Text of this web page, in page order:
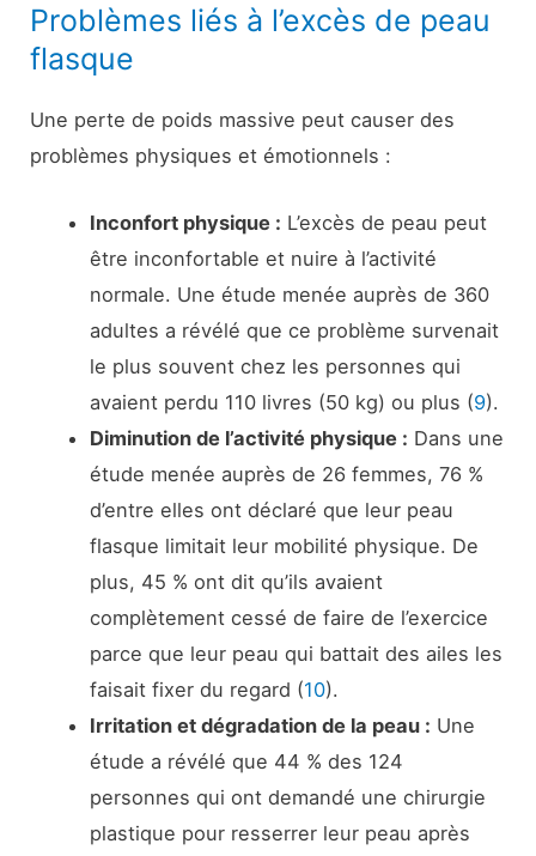
Problèmes liés à l’excès de peau
flasque
Une perte de poids massive peut causer des
problèmes physiques et émotionnels :
Inconfort physique : L’excès de peau peut
être inconfortable et nuire à l’activité
normale. Une étude menée auprès de 360
adultes a révélé que ce problème survenait
le plus souvent chez les personnes qui
avaient perdu 110 livres (50 kg) ou plus (9).
Diminution de l’activité physique : Dans une
étude menée auprès de 26 femmes, 76 %
d’entre elles ont déclaré que leur peau
flasque limitait leur mobilité physique. De
plus, 45 % ont dit qu’ils avaient
complètement cessé de faire de l’exercice
parce que leur peau qui battait des ailes les
faisait fixer du regard (10).
Irritation et dégradation de la peau : Une
étude a révélé que 44 % des 124
personnes qui ont demandé une chirurgie
plastique pour resserrer leur peau après